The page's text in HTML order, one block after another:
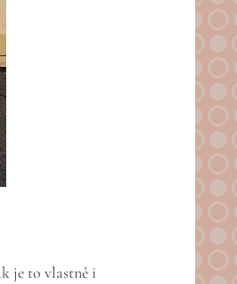
je to vlastně i